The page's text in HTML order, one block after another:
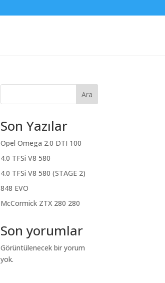
Ara
Son Yazılar
Opel Omega 2.0 DTI 100
4.0 TFSi V8 580
4.0 TFSi V8 580 (STAGE 2)
848 EVO
McCormick ZTX 280 280
Son yorumlar
Görüntülenecek bir yorum
yok.